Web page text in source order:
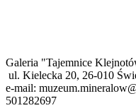
Galeria "Tajemnice
ul. Kielecka 20, 26-010
e-mail:
501282697